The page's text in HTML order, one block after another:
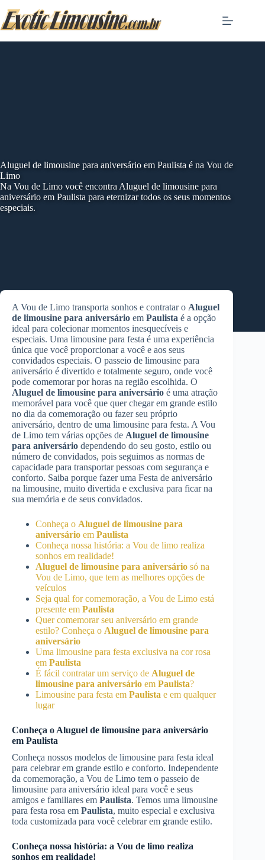
to
content
Aluguel de limousine para aniversário em Paulista é na Vou de
Limo
Na Vou de Limo você encontra Aluguel de limousine para
aniversário em Paulista para eternizar todos os seus momentos
especiais.
A Vou de Limo transporta sonhos e contratar o Aluguel
de limousine para aniversário em Paulista é a opção
ideal para colecionar momentos inesquecíveis e
especiais. Uma limousine para festa é uma experiência
única que você proporcionar a você e aos seus
convidados especiais. O passeio de limousine para
aniversário é divertido e totalmente seguro, onde você
pode comemorar por horas na região escolhida. O
Aluguel de limousine para aniversário é uma atração
memorável para você que quer chegar em grande estilo
no dia da comemoração ou fazer seu próprio
aniversário, dentro de uma limousine para festa. A Vou
de Limo tem várias opções de Aluguel de limousine
para aniversário dependendo do seu gosto, estilo ou
número de convidados, pois seguimos as normas de
capacidade para transportar pessoas com segurança e
conforto. Saiba porque fazer uma Festa de aniversário
na limousine, muito divertida e exclusiva para ficar na
sua memória e de seus convidados.
Conheça o Aluguel de limousine para
aniversário em Paulista
Conheça nossa história: a Vou de limo realiza
sonhos em realidade!
Aluguel de limousine para aniversário só na
Vou de Limo, que tem as melhores opções de
veículos
Seja qual for comemoração, a Vou de Limo está
presente em Paulista
Quer comemorar seu aniversário em grande
estilo? Conheça o Aluguel de limousine para
aniversário
Uma limousine para festa exclusiva na cor rosa
em Paulista
É fácil contratar um serviço de Aluguel de
limousine para aniversário em Paulista?
Limousine para festa em Paulista e em qualquer
lugar
Conheça o Aluguel de limousine para aniversário
em Paulista
Conheça nossos modelos de limousine para festa ideal
para celebrar em grande estilo e conforto. Independente
da comemoração, a Vou de Limo tem o passeio de
limousine para aniversário ideal para você e seus
amigos e familiares em Paulista. Temos uma limousine
para festa rosa em Paulista, muito especial e exclusiva
toda customizada para você celebrar em grande estilo.
Conheça nossa história: a Vou de limo realiza
sonhos em realidade!